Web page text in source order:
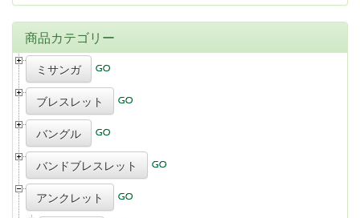
商品カテゴリー
ミサンガ
ブレスレット
バングル
バンドブレスレット
アンクレット